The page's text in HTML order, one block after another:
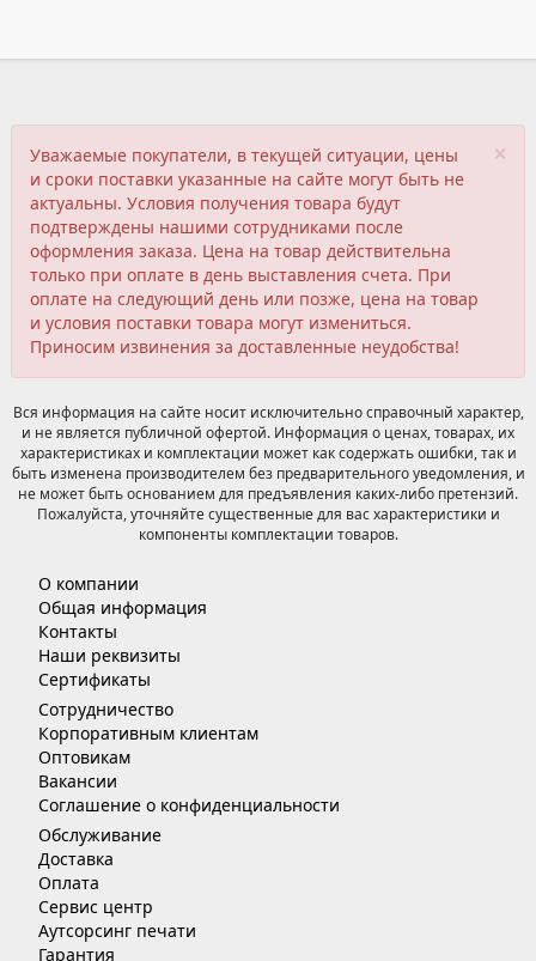
×
Уважаемые покупатели, в текущей ситуации, цены
и сроки поставки указанные на сайте могут быть не
актуальны. Условия получения товара будут
подтверждены нашими сотрудниками после
оформления заказа. Цена на товар действительна
только при оплате в день выставления счета. При
оплате на следующий день или позже, цена на товар
и условия поставки товара могут измениться.
Приносим извинения за доставленные неудобства!
Вся информация на сайте носит исключительно справочный характер,
и не является публичной офертой. Информация о ценах, товарах, их
характеристиках и комплектации может как содержать ошибки, так и
быть изменена производителем без предварительного уведомления, и
не может быть основанием для предъявления каких-либо претензий.
Пожалуйста, уточняйте существенные для вас характеристики и
компоненты комплектации товаров.
О компании
Общая информация
Контакты
Наши реквизиты
Сертификаты
Сотрудничество
Корпоративным клиентам
Оптовикам
Вакансии
Соглашение о конфиденциальности
Обслуживание
Доставка
Оплата
Сервис центр
Аутсорсинг печати
Гарантия